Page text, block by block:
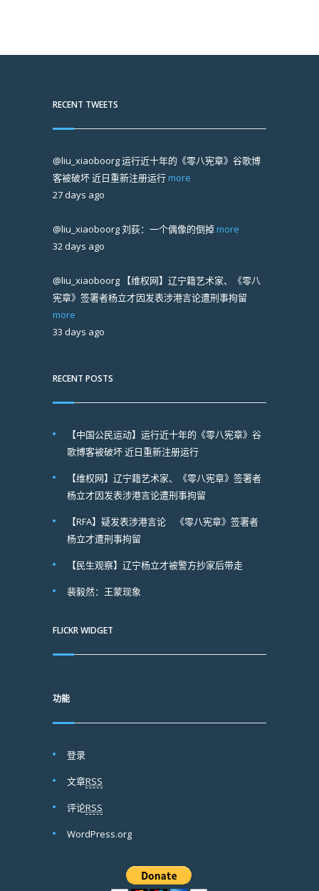
RECENT TWEETS
@liu_xiaoboorg运行近十年的《零八宪章》谷歌博
客被破坏 近日重新注册运行 more
27 days ago
@liu_xiaoboorg刘荻：一个偶像的倒掉 more
32 days ago
@liu_xiaoboorg 【维权网】辽宁籍艺术家、《零八
宪章》签署者杨立才因发表涉港言论遭刑事拘留
more
33 days ago
RECENT POSTS
【中国公民运动】运行近十年的《零八宪章》谷
歌博客被破坏 近日重新注册运行
【维权网】辽宁籍艺术家、《零八宪章》签署者
杨立才因发表涉港言论遭刑事拘留
【RFA】疑发表涉港言论 《零八宪章》签署者
杨立才遭刑事拘留
【民生观察】辽宁杨立才被警方抄家后带走
裴毅然：王蒙现象
FLICKR WIDGET
功能
登录
文章RSS
评论RSS
WordPress.org